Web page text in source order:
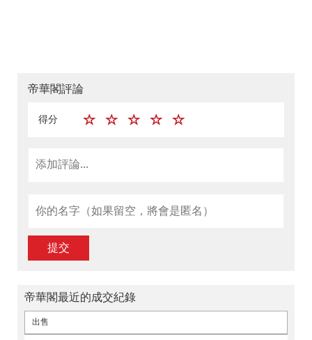
帝華閣評論
得分
提交
帝華閣最近的成交紀錄
出售